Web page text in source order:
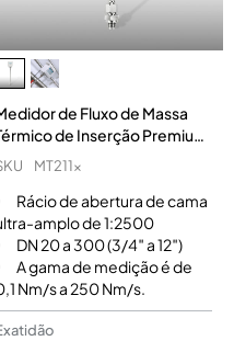
de Fluxo de Massa
de Inserção Premium
MT211x
Rácio de abertura de cama
amplo de 1:2500
DN 20 a 300 (3/4″ a 12″)
A gama de medição é de
Nm/s a 250 Nm/s.